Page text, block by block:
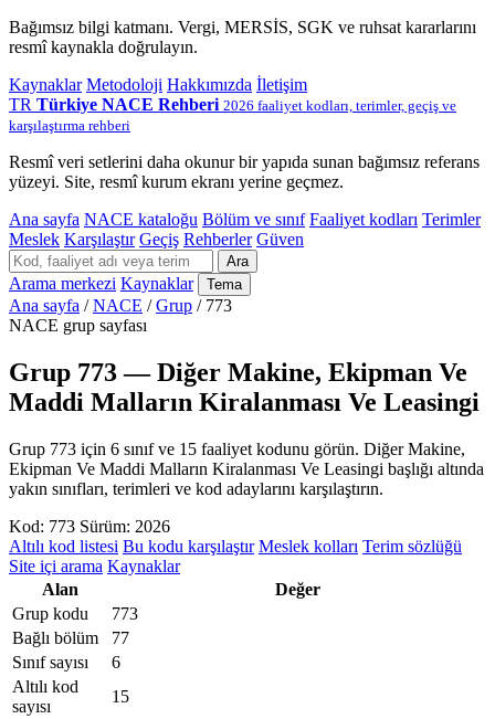
Bağımsız bilgi katmanı. Vergi, MERSİS, SGK ve ruhsat kararlarını
resmî kaynakla doğrulayın.
Kaynaklar Metodoloji Hakkımızda İletişim
TR Türkiye NACE Rehberi 2026 faaliyet kodları, terimler, geçiş ve
karşılaştırma rehberi
Resmî veri setlerini daha okunur bir yapıda sunan bağımsız referans
yüzeyi. Site, resmî kurum ekranı yerine geçmez.
Ana sayfa NACE kataloğu Bölüm ve sınıf Faaliyet kodları Terimler
Meslek Karşılaştır Geçiş Rehberler Güven
Ara
Arama merkezi Kaynaklar Tema
Ana sayfa / NACE / Grup / 773
NACE grup sayfası
Grup 773 — Diğer Makine, Ekipman Ve
Maddi Malların Kiralanması Ve Leasingi
Grup 773 için 6 sınıf ve 15 faaliyet kodunu görün. Diğer Makine,
Ekipman Ve Maddi Malların Kiralanması Ve Leasingi başlığı altında
yakın sınıfları, terimleri ve kod adaylarını karşılaştırın.
Kod: 773 Sürüm: 2026
Altılı kod listesi Bu kodu karşılaştır Meslek kolları Terim sözlüğü
Site içi arama Kaynaklar
Alan
Değer
Grup kodu
773
Bağlı bölüm
77
Sınıf sayısı
6
Altılı kod
sayısı
15